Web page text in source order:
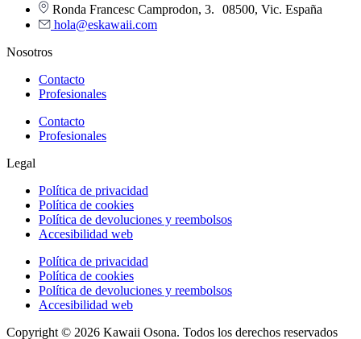
Ronda Francesc Camprodon, 3. 08500, Vic. España
hola@eskawaii.com
Nosotros
Contacto
Profesionales
Contacto
Profesionales
Legal
Política de privacidad
Política de cookies
Política de devoluciones y reembolsos
Accesibilidad web
Política de privacidad
Política de cookies
Política de devoluciones y reembolsos
Accesibilidad web
Copyright © 2026 Kawaii Osona. Todos los derechos reservados